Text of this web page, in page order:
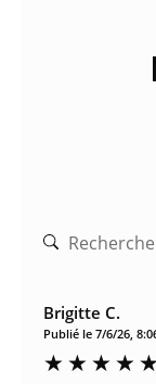
Brigitte C.
Publié le 7/6/26,